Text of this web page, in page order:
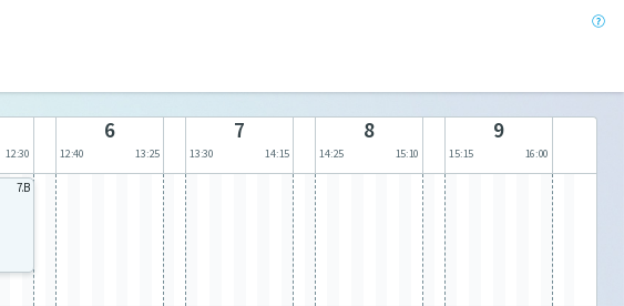
12:30
6
12:40 13:25
7
13:30 14:15
8
14:25 15:10
9
15:15 16:00
7.B